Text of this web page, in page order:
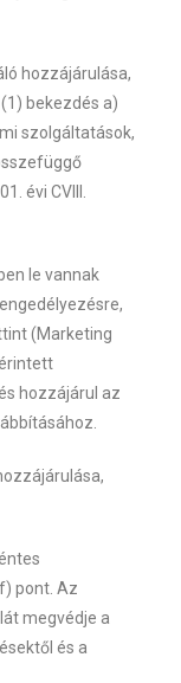
hozzájárulása,
bekezdés a)
szolgáltatások,
évi CVIII.
le vannak
(Marketing
hozzájárul az
pont. Az
megvédje a
és a